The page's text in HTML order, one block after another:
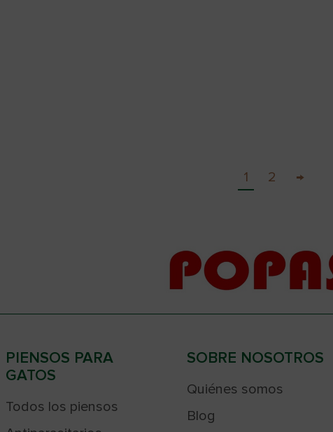
1 2 →
PIENSOS PARA
GATOS
Todos los piensos
SOBRE NOSOTROS
Quiénes somos
Blog